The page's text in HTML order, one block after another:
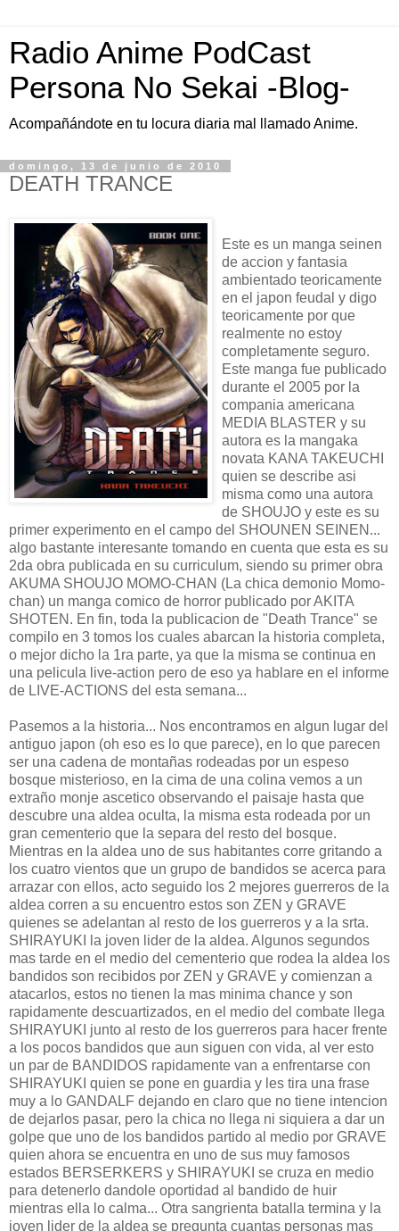
Radio Anime PodCast
Persona No Sekai -Blog-
Acompañándote en tu locura diaria mal llamado Anime.
domingo, 13 de junio de 2010
DEATH TRANCE
Este es un manga seinen
de accion y fantasia
ambientado teoricamente
en el japon feudal y digo
teoricamente por que
realmente no estoy
completamente seguro.
Este manga fue publicado
durante el 2005 por la
compania americana
MEDIA BLASTER y su
autora es la mangaka
novata KANA TAKEUCHI
quien se describe asi
misma como una autora
de SHOUJO y este es su
primer experimento en el campo del SHOUNEN SEINEN...
algo bastante interesante tomando en cuenta que esta es su
2da obra publicada en su curriculum, siendo su primer obra
AKUMA SHOUJO MOMO-CHAN (La chica demonio Momo-
chan) un manga comico de horror publicado por AKITA
SHOTEN. En fin, toda la publicacion de "Death Trance" se
compilo en 3 tomos los cuales abarcan la historia completa,
o mejor dicho la 1ra parte, ya que la misma se continua en
una pelicula live-action pero de eso ya hablare en el informe
de LIVE-ACTIONS del esta semana...
Pasemos a la historia... Nos encontramos en algun lugar del
antiguo japon (oh eso es lo que parece), en lo que parecen
ser una cadena de montañas rodeadas por un espeso
bosque misterioso, en la cima de una colina vemos a un
extraño monje ascetico observando el paisaje hasta que
descubre una aldea oculta, la misma esta rodeada por un
gran cementerio que la separa del resto del bosque.
Mientras en la aldea uno de sus habitantes corre gritando a
los cuatro vientos que un grupo de bandidos se acerca para
arrazar con ellos, acto seguido los 2 mejores guerreros de la
aldea corren a su encuentro estos son ZEN y GRAVE
quienes se adelantan al resto de los guerreros y a la srta.
SHIRAYUKI la joven lider de la aldea. Algunos segundos
mas tarde en el medio del cementerio que rodea la aldea los
bandidos son recibidos por ZEN y GRAVE y comienzan a
atacarlos, estos no tienen la mas minima chance y son
rapidamente descuartizados, en el medio del combate llega
SHIRAYUKI junto al resto de los guerreros para hacer frente
a los pocos bandidos que aun siguen con vida, al ver esto
un par de BANDIDOS rapidamente van a enfrentarse con
SHIRAYUKI quien se pone en guardia y les tira una frase
muy a lo GANDALF dejando en claro que no tiene intencion
de dejarlos pasar, pero la chica no llega ni siquiera a dar un
golpe que uno de los bandidos partido al medio por GRAVE
quien ahora se encuentra en uno de sus muy famosos
estados BERSERKERS y SHIRAYUKI se cruza en medio
para detenerlo dandole oportidad al bandido de huir
mientras ella lo calma... Otra sangrienta batalla termina y la
joven lider de la aldea se pregunta cuantas personas mas